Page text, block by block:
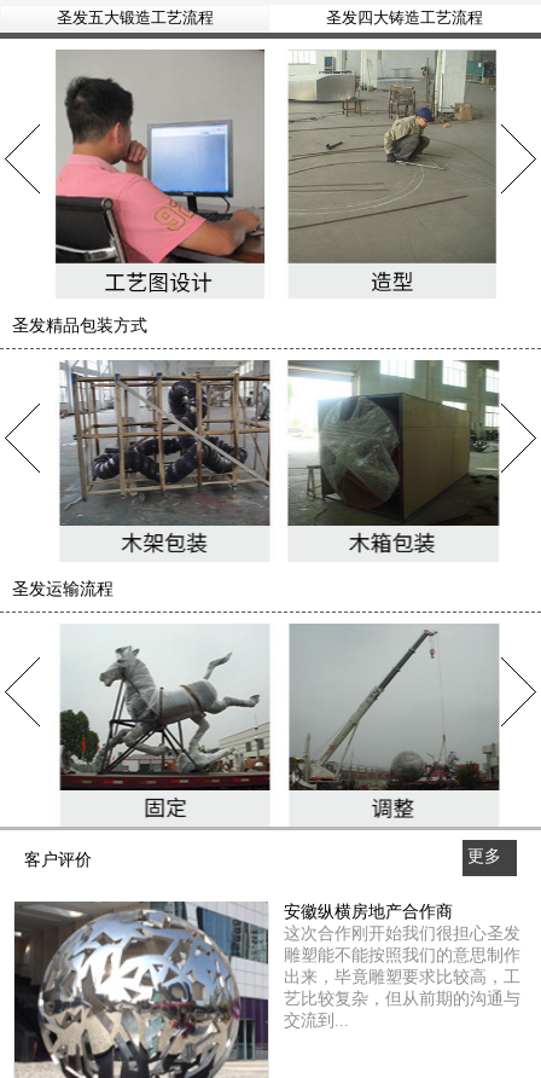
圣发五大锻造工艺流程 圣发四大铸造工艺流程
圣发精品包装方式
圣发运输流程
客户评价
更多
安徽纵横房地产合作商
这次合作刚开始我们很担心圣发
雕塑能不能按照我们的意思制作
出来，毕竟雕塑要求比较高，工
艺比较复杂，但从前期的沟通与
交流到...